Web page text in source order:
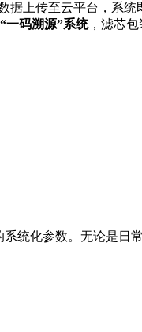
上传至云平台，系
“一码溯源”系统，滤芯包
统化参数。无论是